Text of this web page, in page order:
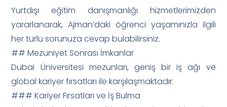
Yurtdışı eğitim danışmanlığı hizmetlerimizden
yararlanarak, Ajman’daki öğrenci yaşamınızla ilgili
her türlü sorunuza cevap bulabilirsiniz.
## Mezuniyet Sonrası İmkanlar
Dubai Üniversitesi mezunları, geniş bir iş ağı ve
global kariyer fırsatları ile karşılaşmaktadır.
### Kariyer Fırsatları ve İş Bulma